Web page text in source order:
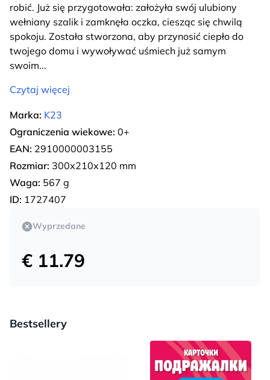
robić. Już się przygotowała: założyła swój ulubiony
wełniany szalik i zamknęła oczka, ciesząc się chwilą
spokoju. Została stworzona, aby przynosić ciepło do
twojego domu i wywoływać uśmiech już samym
swoim...
Czytaj więcej
Marka: K23
Ograniczenia wiekowe: 0+
EAN: 2910000003155
Rozmiar: 300х210х120 mm
Waga: 567 g
ID: 1727407
Wyprzedane
€ 11.79
Bestsellery